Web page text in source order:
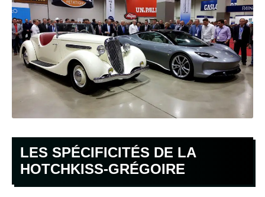
LES SPÉCIFICITÉS DE LA
HOTCHKISS-GRÉGOIRE